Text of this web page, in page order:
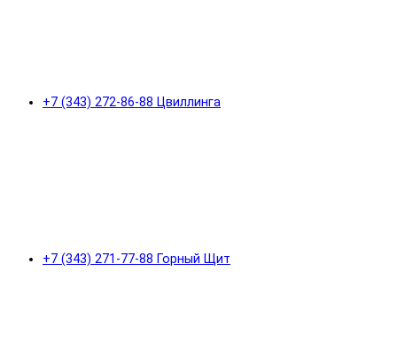
+7 (343) 272-86-88 Цвиллинга
+7 (343) 271-77-88 Горный Щит